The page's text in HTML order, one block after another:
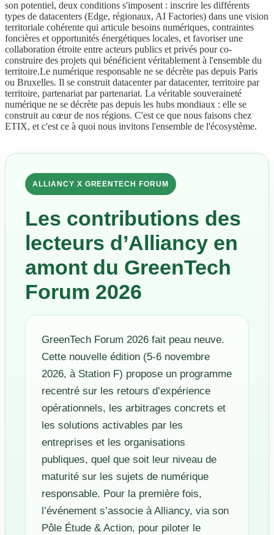
son potentiel, deux conditions s'imposent : inscrire les différents
types de datacenters (Edge, régionaux, AI Factories) dans une vision
territoriale cohérente qui articule besoins numériques, contraintes
foncières et opportunités énergétiques locales, et favoriser une
collaboration étroite entre acteurs publics et privés pour co-
construire des projets qui bénéficient véritablement à l'ensemble du
territoire.Le numérique responsable ne se décrète pas depuis Paris
ou Bruxelles. Il se construit datacenter par datacenter, territoire par
territoire, partenariat par partenariat. La véritable souveraineté
numérique ne se décrète pas depuis les hubs mondiaux : elle se
construit au cœur de nos régions. C'est ce que nous faisons chez
ETIX, et c'est ce à quoi nous invitons l'ensemble de l'écosystème.
ALLIANCY X GREENTECH FORUM
Les contributions des
lecteurs d’Alliancy en
amont du GreenTech
Forum 2026
GreenTech Forum 2026 fait peau neuve.
Cette nouvelle édition (5-6 novembre
2026, à Station F) propose un programme
recentré sur les retours d’expérience
opérationnels, les arbitrages concrets et
les solutions activables par les
entreprises et les organisations
publiques, quel que soit leur niveau de
maturité sur les sujets de numérique
responsable. Pour la première fois,
l’événement s’associe à Alliancy, via son
Pôle Étude & Action, pour piloter le